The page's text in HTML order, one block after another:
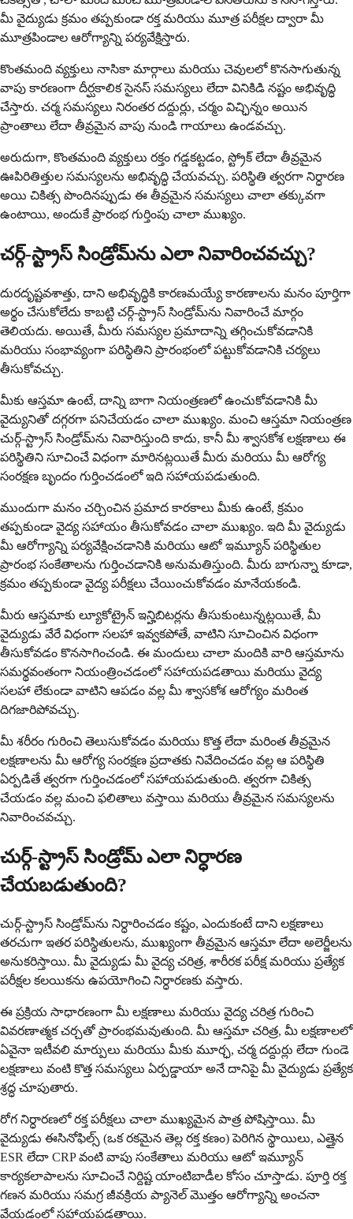
మీ వైద్యుడు క్రమం తప్పకుండా రక్త మరియు మూత్ర పరీక్షల ద్వారా మీ
మూత్రపిండాల ఆరోగ్యాన్ని పర్యవేక్షిస్తారు.
కొంతమంది వ్యక్తులు నాసికా మార్గాలు మరియు చెవులలో కొనసాగుతున్న
వాపు కారణంగా దీర్ఘకాలిక సైనస్ సమస్యలు లేదా వినికిడి నష్టం అభివృద్ధి
చేస్తారు. చర్మ సమస్యలు నిరంతర దద్దుర్లు, చర్మం విచ్ఛిన్నం అయిన
ప్రాంతాలు లేదా తీవ్రమైన వాపు నుండి గాయాలు ఉండవచ్చు.
అరుదుగా, కొంతమంది వ్యక్తులు రక్తం గడ్డకట్టడం, స్ట్రోక్ లేదా తీవ్రమైన
ఊపిరితిత్తుల సమస్యలను అభివృద్ధి చేయవచ్చు. పరిస్థితి త్వరగా నిర్ధారణ
అయి చికిత్స పొందినప్పుడు ఈ తీవ్రమైన సమస్యలు చాలా తక్కువగా
ఉంటాయి, అందుకే ప్రారంభ గుర్తింపు చాలా ముఖ్యం.
చర్గ్-స్ట్రాస్ సిండ్రోమ్‌ను ఎలా నివారించవచ్చు?
దురదృష్టవశాత్తు, దాని అభివృద్ధికి కారణమయ్యే కారణాలను మనం పూర్తిగా
అర్థం చేసుకోలేదు కాబట్టి చర్గ్-స్ట్రాస్ సిండ్రోమ్‌ను నివారించే మార్గం
తెలియదు. అయితే, మీరు సమస్యల ప్రమాదాన్ని తగ్గించుకోవడానికి
మరియు సంభావ్యంగా పరిస్థితిని ప్రారంభంలో పట్టుకోవడానికి చర్యలు
తీసుకోవచ్చు.
మీకు ఆస్తమా ఉంటే, దాన్ని బాగా నియంత్రణలో ఉంచుకోవడానికి మీ
వైద్యునితో దగ్గరగా పనిచేయడం చాలా ముఖ్యం. మంచి ఆస్తమా నియంత్రణ
చుర్గ్-స్ట్రాస్ సిండ్రోమ్‌ను నివారిస్తుంది కాదు, కానీ మీ శ్వాసకోశ లక్షణాలు ఈ
పరిస్థితిని సూచించే విధంగా మారినట్లయితే మీరు మరియు మీ ఆరోగ్య
సంరక్షణ బృందం గుర్తించడంలో ఇది సహాయపడుతుంది.
ముందుగా మనం చర్చించిన ప్రమాద కారకాలు మీకు ఉంటే, క్రమం
తప్పకుండా వైద్య సహాయం తీసుకోవడం చాలా ముఖ్యం. ఇది మీ వైద్యుడు
మీ ఆరోగ్యాన్ని పర్యవేక్షించడానికి మరియు ఆటో ఇమ్యూన్ పరిస్థితుల
ప్రారంభ సంకేతాలను గుర్తించడానికి అనుమతిస్తుంది. మీరు బాగున్నా కూడా,
క్రమం తప్పకుండా వైద్య పరీక్షలు చేయించుకోవడం మానేయకండి.
మీరు ఆస్తమాకు ల్యూకోట్రైన్ ఇన్హిబిటర్లను తీసుకుంటున్నట్లయితే, మీ
వైద్యుడు వేరే విధంగా సలహా ఇవ్వకపోతే, వాటిని సూచించిన విధంగా
తీసుకోవడం కొనసాగించండి. ఈ మందులు చాలా మందికి వారి ఆస్తమాను
సమర్థవంతంగా నియంత్రించడంలో సహాయపడతాయి మరియు వైద్య
సలహా లేకుండా వాటిని ఆపడం వల్ల మీ శ్వాసకోశ ఆరోగ్యం మరింత
దిగజారిపోవచ్చు.
మీ శరీరం గురించి తెలుసుకోవడం మరియు కొత్త లేదా మరింత తీవ్రమైన
లక్షణాలను మీ ఆరోగ్య సంరక్షణ ప్రదాతకు నివేదించడం వల్ల ఆ పరిస్థితి
ఏర్పడితే త్వరగా గుర్తించడంలో సహాయపడుతుంది. త్వరగా చికిత్స
చేయడం వల్ల మంచి ఫలితాలు వస్తాయి మరియు తీవ్రమైన సమస్యలను
నివారించవచ్చు.
చుర్గ్-స్ట్రాస్ సిండ్రోమ్ ఎలా నిర్ధారణ
చేయబడుతుంది?
చుర్గ్-స్ట్రాస్ సిండ్రోమ్‌ను నిర్ధారించడం కష్టం, ఎందుకంటే దాని లక్షణాలు
తరచుగా ఇతర పరిస్థితులను, ముఖ్యంగా తీవ్రమైన ఆస్తమా లేదా అలెర్జీలను
అనుకరిస్తాయి. మీ వైద్యుడు మీ వైద్య చరిత్ర, శారీరక పరీక్ష మరియు ప్రత్యేక
పరీక్షల కలయికను ఉపయోగించి నిర్ధారణకు వస్తారు.
ఈ ప్రక్రియ సాధారణంగా మీ లక్షణాలు మరియు వైద్య చరిత్ర గురించి
వివరణాత్మక చర్చతో ప్రారంభమవుతుంది. మీ ఆస్తమా చరిత్ర, మీ లక్షణాలలో
ఏవైనా ఇటీవలి మార్పులు మరియు మీకు మూర్ఛ, చర్మ దద్దుర్లు లేదా గుండె
లక్షణాలు వంటి కొత్త సమస్యలు ఏర్పడ్డాయా అనే దానిపై మీ వైద్యుడు ప్రత్యేక
శ్రద్ధ చూపుతారు.
రోగ నిర్ధారణలో రక్త పరీక్షలు చాలా ముఖ్యమైన పాత్ర పోషిస్తాయి. మీ
వైద్యుడు ఈసినోఫిల్స్ (ఒక రకమైన తెల్ల రక్త కణం) పెరిగిన స్థాయిలు, ఎత్తైన
ESR లేదా CRP వంటి వాపు సంకేతాలు మరియు ఆటో ఇమ్యూన్
కార్యకలాపాలను సూచించే నిర్దిష్ట యాంటిబాడీల కోసం చూస్తాడు. పూర్తి రక్త
గణన మరియు సమగ్ర జీవక్రియ ప్యానెల్ మొత్తం ఆరోగ్యాన్ని అంచనా
వేయడంలో సహాయపడతాయి.